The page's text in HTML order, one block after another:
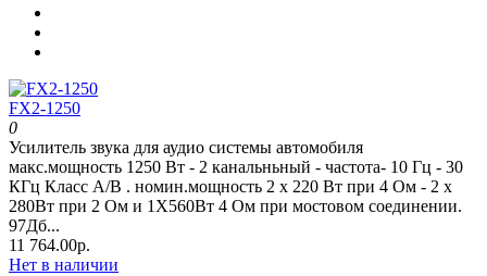
FX2-1250
0
Усилитель звука для аудио системы автомобиля
макс.мощность 1250 Вт - 2 канальньный - частота- 10 Гц - 30
КГц Класс А/В . номин.мощность 2 x 220 Вт при 4 Ом - 2 x
280Вт при 2 Ом и 1Х560Вт 4 Ом при мостовом соединении.
97Дб...
11 764.00р.
Нет в наличии